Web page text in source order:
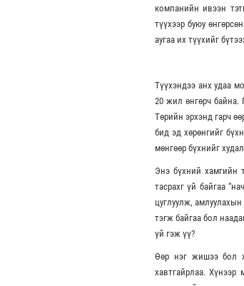
компанийн ивээн
түүхээр буюу
аугаа их түүхийг
Түүхэндээ анх удаа
20 жил өнгөрч байна.
Төрийн эрхэнд гарч
бид эд хөрөнгийг
мөнгөөр бүхнийг
Энэ бүхний хамгийн
тасрахг үй байгаа
цуглуулж,
тэгж байгаа бол
үй гэж үү?
Өөр нэг жишээ бол
хавтгайрлаа.